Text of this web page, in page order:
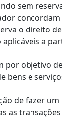
sem
o direito
aplicáveis a
por objetivo
bens e
de fazer
as